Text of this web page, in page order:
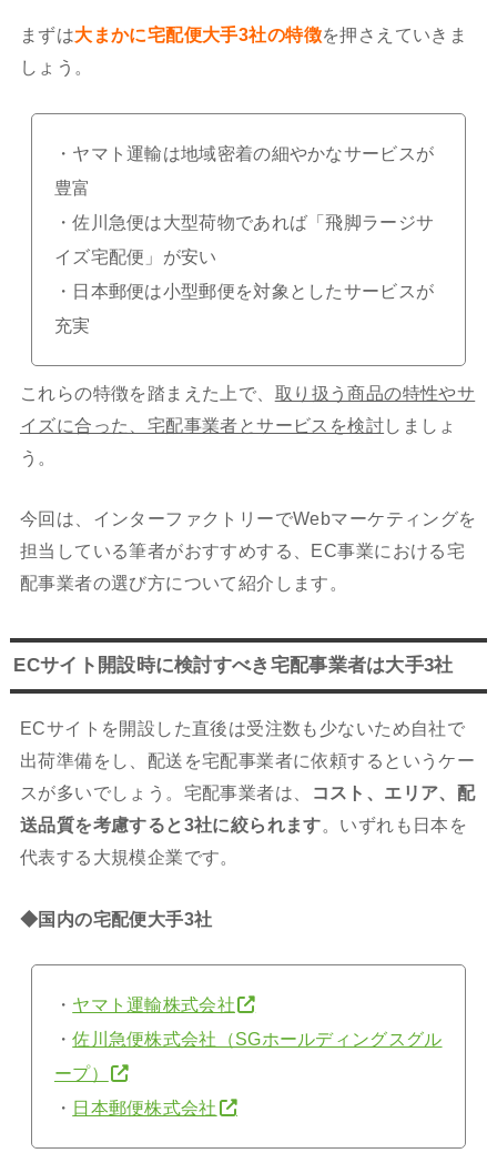
まずは大まかに宅配便大手3社の特徴を押さえていきま
しょう。
・ヤマト運輸は地域密着の細やかなサービスが
豊富
・佐川急便は大型荷物であれば「飛脚ラージサ
イズ宅配便」が安い
・日本郵便は小型郵便を対象としたサービスが
充実
これらの特徴を踏まえた上で、 取り扱う商品の特性やサ
イズに合った、宅配事業者とサービスを検討しましょ
う。
今回は、インターファクトリーでWebマーケティングを
担当している筆者がおすすめする、EC事業における宅
配事業者の選び方について紹介します。
ECサイト開設時に検討すべき宅配事業者は大手3社
ECサイトを開設した直後は受注数も少ないため自社で
出荷準備をし、配送を宅配事業者に依頼するというケー
スが多いでしょう。宅配事業者は、
コスト、エリア、配
送品質を考慮すると3社に絞られます。いずれも日本を
代表する大規模企業です。
◆国内の宅配便大手3社
・ ヤマト運輸株式会社
・佐川急便株式会社（SGホールディングスグル
ープ）
・ 日本郵便株式会社